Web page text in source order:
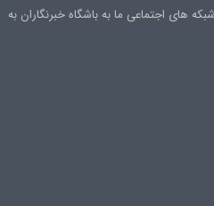
های اجتماعی ما به باشگاه خبرنگاران به